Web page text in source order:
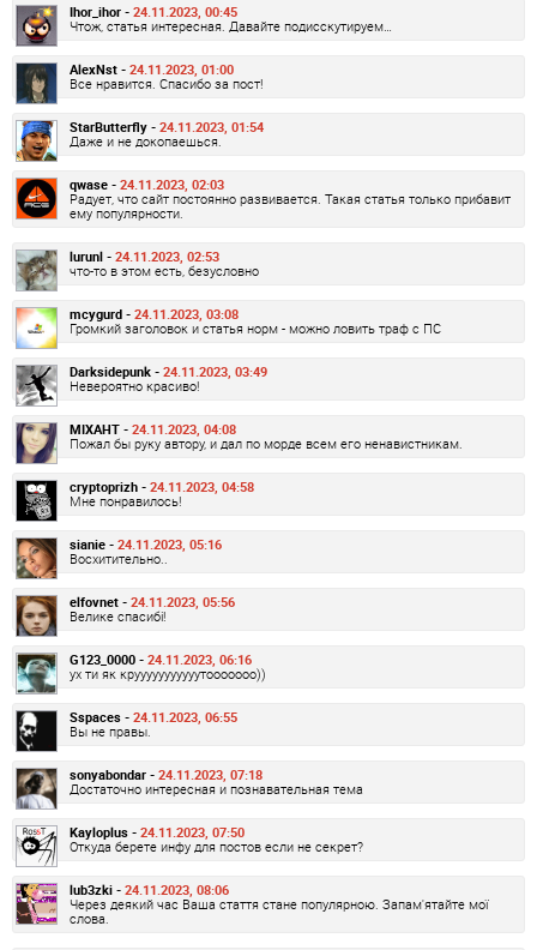
Ihor_ihor - 24.11.2023, 00:45
Чтож, статья интересная. Давайте подисскутируем…
AlexNst - 24.11.2023, 01:00
Все нравится. Спасибо за пост!
StarButterfly - 24.11.2023, 01:54
Даже и не докопаешься.
qwase - 24.11.2023, 02:03
Радует, что сайт постоянно развивается. Такая статья только прибавит
ему популярности.
lurunl - 24.11.2023, 02:53
что-то в этом есть, безусловно
mcygurd - 24.11.2023, 03:08
Громкий заголовок и статья норм - можно ловить траф с ПС
Darksidepunk - 24.11.2023, 03:49
Невероятно красиво!
MIXAHT - 24.11.2023, 04:08
Пожал бы руку автору, и дал по морде всем его ненавистникам.
cryptoprizh - 24.11.2023, 04:58
Мне понравилось!
sianie - 24.11.2023, 05:16
Восхитительно..
elfovnet - 24.11.2023, 05:56
Велике спасибі!
G123_0000 - 24.11.2023, 06:16
ух ти як крууууууууууутооооооо))
Sspaces - 24.11.2023, 06:55
Вы не правы.
sonyabondar - 24.11.2023, 07:18
Достаточно интересная и познавательная тема
Kayloplus - 24.11.2023, 07:50
Откуда берете инфу для постов если не секрет?
lub3zki - 24.11.2023, 08:06
Через деякий час Ваша стаття стане популярною. Запам'ятайте мої
слова.